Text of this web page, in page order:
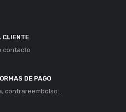
CLIENTE
contacto
DE PAGO
contrareembolso...